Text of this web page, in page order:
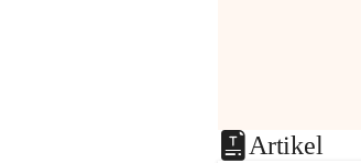
Artikel